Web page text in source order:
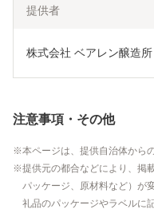
提供者
株式会社 ベアレン醸造所
注意事項・その他
本ページは、提供自治体から
提供元の都合などにより、掲
パッケージ、原材料など）が
礼品のパッケージやラベルに